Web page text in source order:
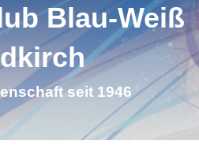
Blau-Weiß
h
seit 1946